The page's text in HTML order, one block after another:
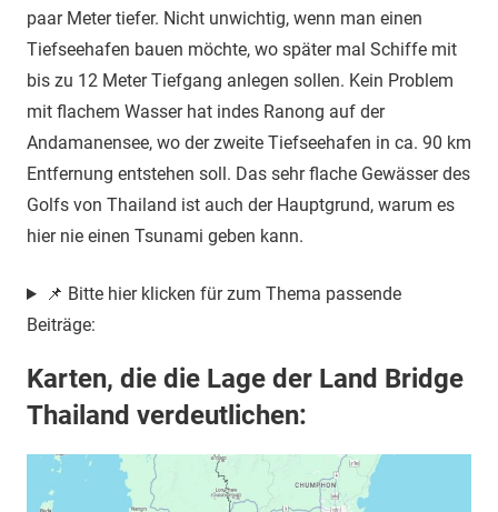
paar Meter tiefer. Nicht unwichtig, wenn man einen
Tiefseehafen bauen möchte, wo später mal Schiffe mit
bis zu 12 Meter Tiefgang anlegen sollen. Kein Problem
mit flachem Wasser hat indes Ranong auf der
Andamanensee, wo der zweite Tiefseehafen in ca. 90 km
Entfernung entstehen soll. Das sehr flache Gewässer des
Golfs von Thailand ist auch der Hauptgrund, warum es
hier nie einen Tsunami geben kann.
📌 Bitte hier klicken für zum Thema passende
Beiträge:
Karten, die die Lage der Land Bridge
Thailand verdeutlichen: